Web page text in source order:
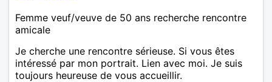
Femme veuf/veuve de 50 ans recherche rencontre
amicale
Je cherche une rencontre sérieuse. Si vous êtes
intéressé par mon portrait. Lien avec moi. Je suis
toujours heureuse de vous accueillir.